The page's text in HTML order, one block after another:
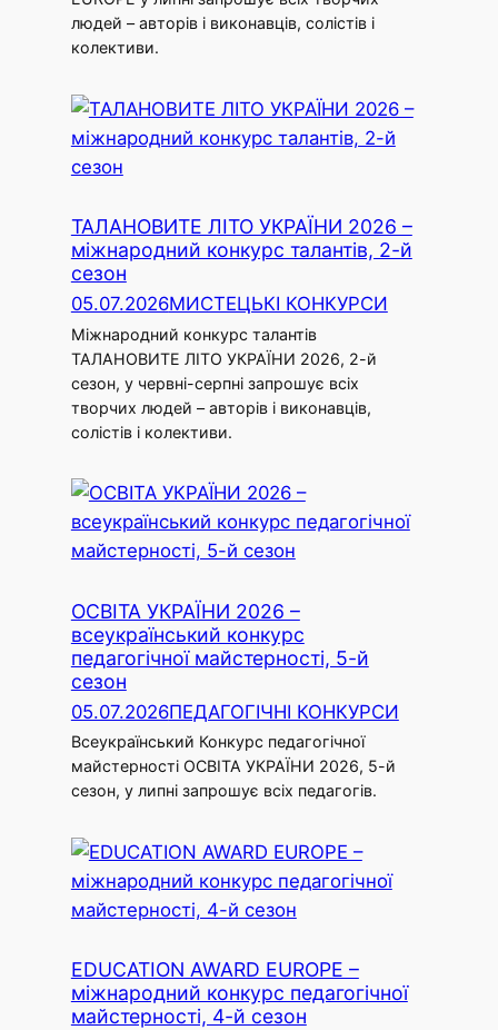
людей – авторів і виконавців, солістів і
колективи.
ТАЛАНОВИТЕ ЛІТО УКРАЇНИ 2026 –
міжнародний конкурс талантів, 2-й
сезон
05.07.2026МИСТЕЦЬКІ КОНКУРСИ
Міжнародний конкурс талантів
ТАЛАНОВИТЕ ЛІТО УКРАЇНИ 2026, 2-й
сезон, у червні-серпні запрошує всіх
творчих людей – авторів і виконавців,
солістів і колективи.
ОСВІТА УКРАЇНИ 2026 –
всеукраїнський конкурс
педагогічної майстерності, 5-й
сезон
05.07.2026ПЕДАГОГІЧНІ КОНКУРСИ
Всеукраїнський Конкурс педагогічної
майстерності ОСВІТА УКРАЇНИ 2026, 5-й
сезон, у липні запрошує всіх педагогів.
EDUCATION AWARD EUROPE –
міжнародний конкурс педагогічної
майстерності, 4-й сезон